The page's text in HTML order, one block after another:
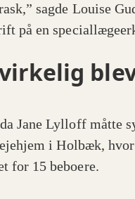
sagde Louise
på en
Jane Lylloff måtte
i Holbæk, hvor
for 15 beboere.